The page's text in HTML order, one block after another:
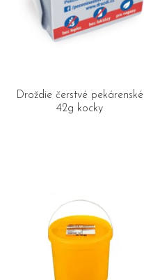
Droždie čerstvé pekárenské
42g kocky